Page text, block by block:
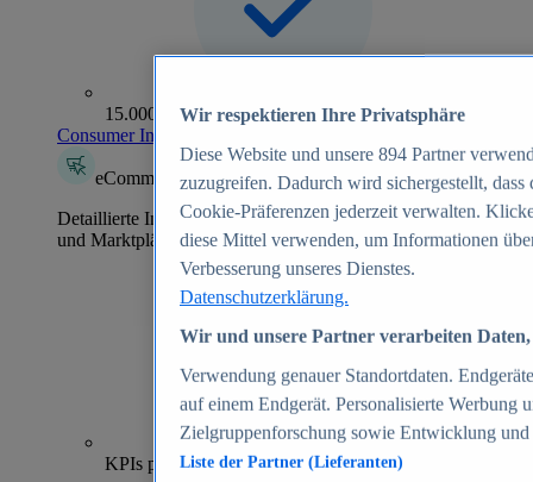
15.000+ Marken
Consumer Insights entdecken
eCommerce Insights
Detaillierte Informationen zu mehr als 39.000 Online-Shops
und Marktplätzen
70+
KPIs pro Shop
Wir respektieren Ihre Privatsphäre
Diese Website und unsere 894 Partner
zuzugreifen. Dadurch wird sichergestellt,
Cookie-Präferenzen jederzeit verwalten.
diese Mittel verwenden, um Informationen
Verbesserung unseres Dienstes.
Datenschutzerklärung.
Wir und unsere Partner verarbeiten
Verwendung genauer Standortdaten.
auf einem Endgerät. Personalisierte Werbung
Zielgruppenforschung sowie Entwicklung
Liste der Partner (Lieferanten)